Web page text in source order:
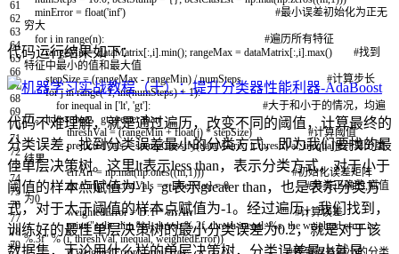
61
62
63
64
65
66
67
68
69
70
71
72
73
74
75
76
77
78
79
minError = float('inf')
#最小误差初始化为正无
穷大
for i in range(n):
#遍历所有特征
rangeMin = dataMatrix[: i] min(); rangeMax = dataMatrix[: i] max()
#找到
特征中最小的值和最大值
stepSize = (rangeMax - rangeMin) / numSteps
#计算步长
for j in range(-1, int(numSteps) + 1):
for inequal in ['lt' 'gt']:
#大于和小于的情况，均遍
历。lt:less than，gt:greater than
threshVal = (rangeMin + float(j) * stepSize)
#计算阈值
predictedVals = stumpClassify(dataMatrix, i, threshVal, inequal)#计算分类
结果
errArr = np.mat(np.ones((m,1)))
#初始化误差矩阵
errArr[predictedVals == labelMat] = 0
#分类正确的,赋值
为0
weightedError = D.T * errArr
#计算误差
print("split: dim %d, thresh %.2f, thresh ineqal: %s, the weighted error is
%.3f" % (i, threshVal, inequal, weightedError))
代码运行结果如下：
代码不难理解，就是通过遍历，改变不同的阈值，计算最终的
分类误差，找到分类误差最小的分类方式，即为我们要找的最
佳单层决策树。这里lt表示less than，表示分类方式，对于小于
阈值的样本点赋值为-1，gt表示greater than，也是表示分类方
式，对于大于阈值的样本点赋值为-1。经过遍历，我们找到，
训练好的最佳单层决策树的最小分类误差为0.2，就是对于该
数据集，无论用什么样的单层决策树，分类误差最小就是